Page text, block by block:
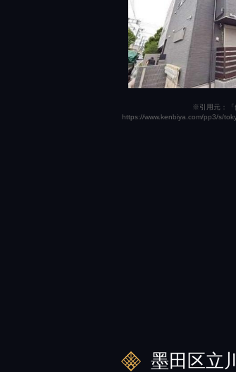
※引用元：「
https://www.kenbiya.com/pp3/s/
墨田区立